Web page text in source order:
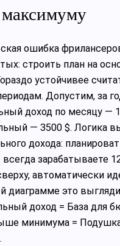
ошибка
строить план на
устойчивее
Допустим, за
доход по месяцу —
— 3500 $. Логика
дохода:
зарабатываете
автоматически
диаграмме это
доход = База для
минимума = Подушка